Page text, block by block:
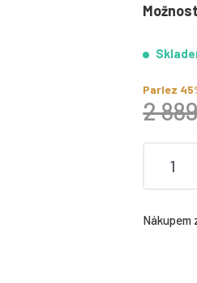
Parlez
2
Nákupem